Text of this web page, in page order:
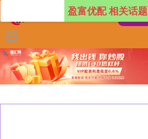
盈富优配 相关话题